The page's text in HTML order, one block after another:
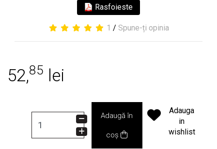
Rasfoieste
1 / Spune-ți opinia
52,85 lei
Adaugă în
coș
Adauga
in
wishlist